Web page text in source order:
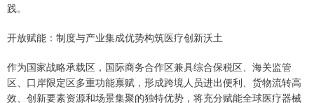
践。
开放赋能：制度与产业集成优势构筑医疗创新沃土
作为国家战略承载区，国际商务合作区兼具综合保税区、海关监管
区、口岸限定区多重功能禀赋，形成跨境人员进出便利、货物流转高
效、创新要素资源和场景集聚的独特优势，将充分赋能全球医疗器械